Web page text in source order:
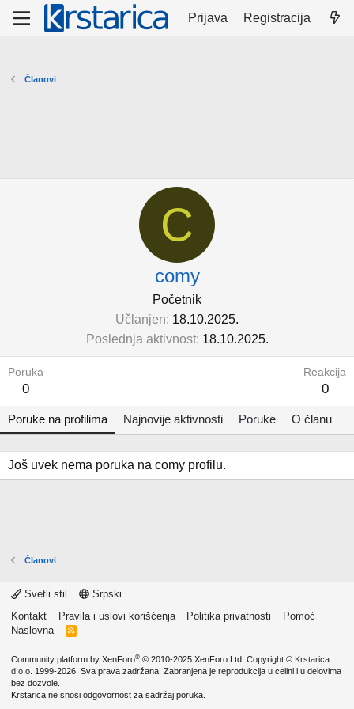
Prijava Registracija
Članovi
C
comy
Početnik
Učlanjen 18.10.2025.
Poslednja aktivnost 18.10.2025.
Poruka
0
Reakcija
0
Poruke na profilima Najnovije aktivnosti Poruke O članu
Još uvek nema poruka na comy profilu.
Članovi
Svetli stil
Srpski
Kontakt
Pravila i uslovi korišćenja Politika privatnosti
Pomoć
Naslovna
R
Community platform by XenForo® © 2010-2025 XenForo Ltd. Copyright © Krstarica
d.o.o. 1999-2026. Sva prava zadržana. Zabranjena je reprodukcija u celini i u delovima
bez dozvole.
Krstarica ne snosi odgovornost za sadržaj poruka.